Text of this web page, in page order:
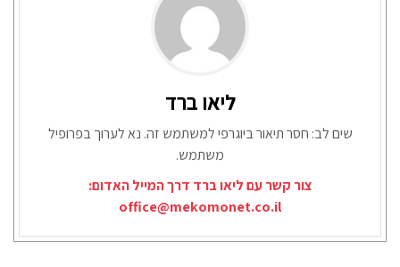
ליאו ברד
שים לב: חסר תיאור ביוגרפי למשתמש זה. נא לערוך בפרופיל
משתמש.
צור קשר עם ליאו ברד דרך המייל האדום:
office@mekomonet.co.il